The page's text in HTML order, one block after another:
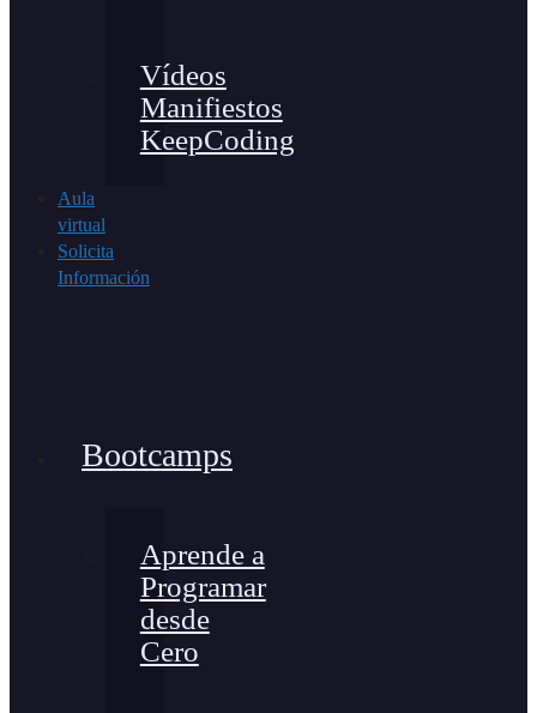
Vídeos
Manifiestos
KeepCoding
Aula
virtual
Solicita
Información
Bootcamps
Aprende a
Programar
desde
Cero